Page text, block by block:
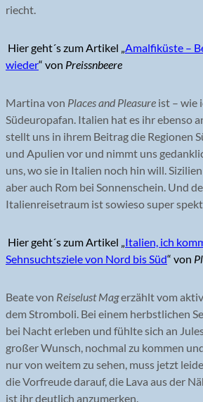
riecht.
Hier geht´s zum Artikel „ Amalfiküste –
wieder“ von Preissnbeere
Martina von Places and Pleasure ist – wie
Südeuropafan. Italien hat es ihr ebenso
stellt uns in ihrem Beitrag die Regionen
und Apulien vor und nimmt uns
uns, wo sie in Italien noch hin will.
aber auch Rom bei Sonnenschein. Und
Italienreisetraum ist sowieso super
Hier geht´s zum Artikel „ Italien, ich
Sehnsuchtsziele von Nord bis Süd“ von
Beate von Reiselust Magerzählt vom
dem Stromboli. Bei einem herbstlichen
bei Nacht erleben und fühlte sich an
großer Wunsch, nochmal zu kommen
nur von weitem zu sehen, muss jetzt
die Vorfreude darauf, die Lava aus der
ist ihr deutlich anzumerken.